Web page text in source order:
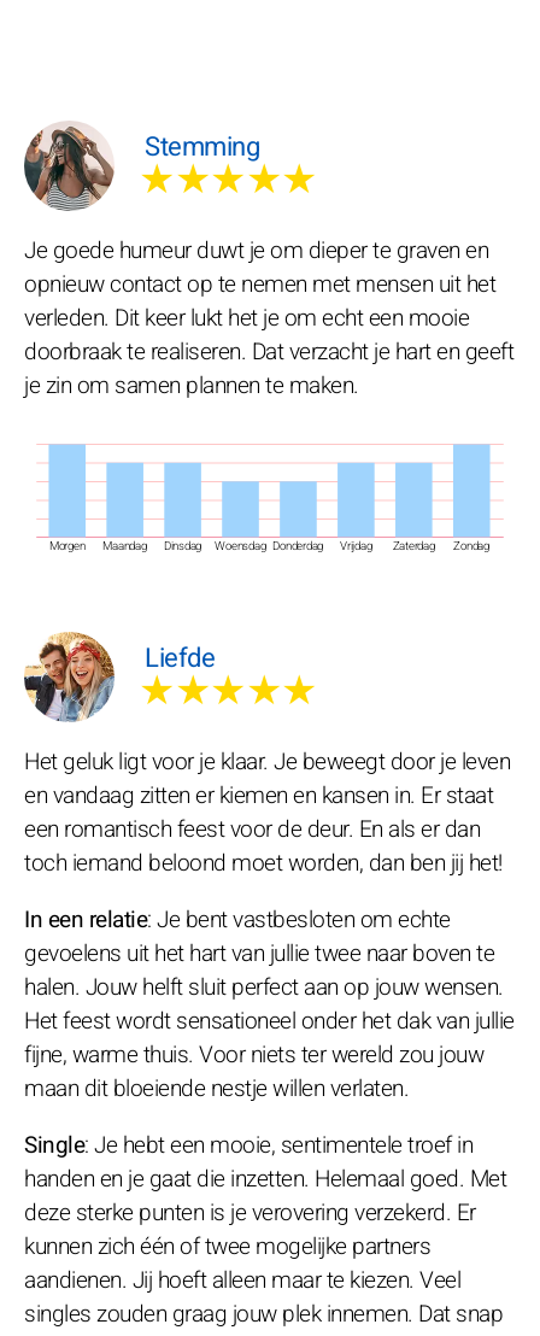
Stemming
★★★★★
Morgen Maandag Dinsdag Woensdag Donderdag Vrijdag Zaterdag Zondag
Je goede humeur duwt je om dieper te graven en
opnieuw contact op te nemen met mensen uit het
verleden. Dit keer lukt het je om echt een mooie
doorbraak te realiseren. Dat verzacht je hart en geeft
je zin om samen plannen te maken.
Liefde
★★★★★
Het geluk ligt voor je klaar. Je beweegt door je leven
en vandaag zitten er kiemen en kansen in. Er staat
een romantisch feest voor de deur. En als er dan
toch iemand beloond moet worden, dan ben jij het!
In een relatie: Je bent vastbesloten om echte
gevoelens uit het hart van jullie twee naar boven te
halen. Jouw helft sluit perfect aan op jouw wensen.
Het feest wordt sensationeel onder het dak van jullie
fijne, warme thuis. Voor niets ter wereld zou jouw
maan dit bloeiende nestje willen verlaten.
Single: Je hebt een mooie, sentimentele troef in
handen en je gaat die inzetten. Helemaal goed. Met
deze sterke punten is je verovering verzekerd. Er
kunnen zich één of twee mogelijke partners
aandienen. Jij hoeft alleen maar te kiezen. Veel
singles zouden graag jouw plek innemen. Dat snap